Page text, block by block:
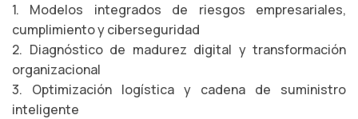
1. Modelos integrados de riesgos empresariales,
cumplimiento y ciberseguridad
2. Diagnóstico de madurez digital y transformación
organizacional
3. Optimización logística y cadena de suministro
inteligente